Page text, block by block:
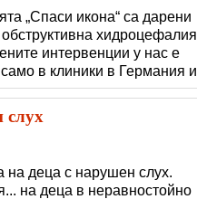
„Спаси икона“ са дарени
хидроцефалия
интервенции у нас е
в клиники в Германия и
живота на детето си
слух
на деца с нарушен слух.
на деца в неравностойно